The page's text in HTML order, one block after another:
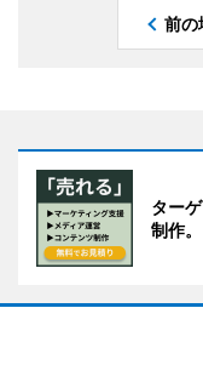
前の
ター
制作